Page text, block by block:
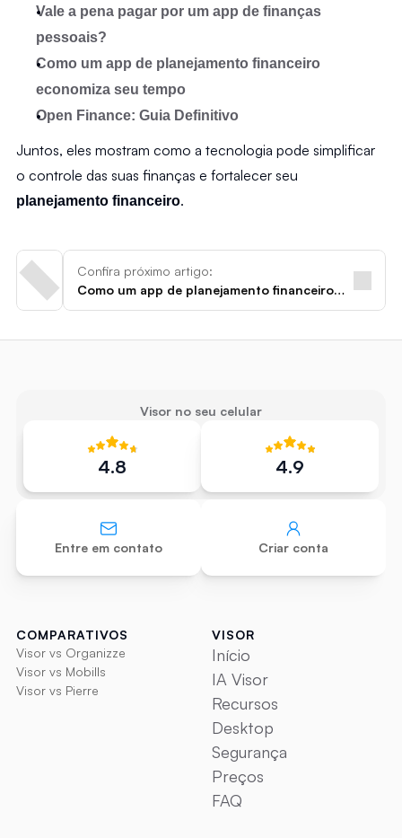
Vale a pena pagar por um app de finanças
pessoais?
Como um app de planejamento financeiro
economiza seu tempo
Open Finance: Guia Definitivo
Juntos, eles mostram como a tecnologia pode simplificar
planejamento financeiro.
Confira próximo artigo:
Como um app de planejamento financeiro
economiza seu tempo
Visor no seu celular
4.8 4.9
Entre em contato Criar conta
COMPARATIVOS
Visor vs Organizze
Visor vs Mobills
Visor vs Pierre
VISOR
Início
IA Visor
Recursos
Desktop
Segurança
Preços
FAQ